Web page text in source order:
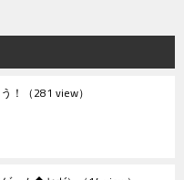
！ （281 view）